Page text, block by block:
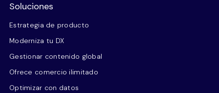
Soluciones
Estrategia de producto
Moderniza tu DX
Gestionar contenido global
Ofrece comercio ilimitado
Optimizar con datos